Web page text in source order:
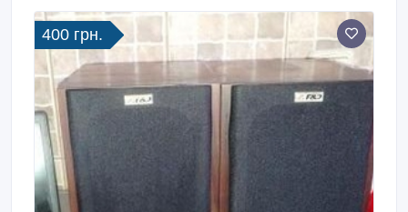
400 грн.